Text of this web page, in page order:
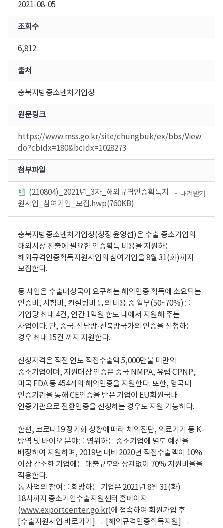
2021-08-05
조회수
6,812
출처
충북지방중소벤처기업청
원문링크
https://www.mss.go.kr/site/chungbuk/ex/bbs/View.
do?cbIdx=180&bcIdx=1028273
첨부파일
(210804)_2021년_3차_해외규격인증획득지
원사업_참여기업_모집.hwp(760KB)
내려받기
충북지방중소벤처기업청(청장 윤영섭)은 수출 중소기업의
해외시장 진출에 필요한 인증획득 비용을 지원하는
해외규격인증획득지원사업의 참여기업을 8월 31(화)까지
모집한다.
동 사업은 수출대상국이 요구하는 해외인증 획득에 소요되는
인증비, 시험비, 컨설팅비 등의 비용 중 일부(50~70%)를
기업당 최대 4건, 연간 1억원 한도 내에서 지원해 주는
사업이다. 단, 중국·신남방·신북방국가의 인증을 신청하는
경우 최대 15건 까지 지원한다.
신청자격은 직전 연도 직접수출액 5,000만불 미만의
중소기업이며, 지원대상 인증은 중국 NMPA, 유럽 CPNP,
미국 FDA 등 454개의 해외인증을 지원한다. 또한, 영국내
인증기관을 통해 CE인증을 받은 기업이 EU회원국내
인증기관으로 전환인증을 신청하는 경우도 지원 가능하다.
한편, 코로나19 장기화 상황에 따라 체외진단, 의료기기 등 K-
방역 및 바이오 분야를 영위하는 중소기업에 별도 예산을
배정하여 지원하며, 2019년 대비 2020년 직접수출액이 10%
이상 감소한 기업에는 매출규모와 상관없이 70% 지원비율을
적용한다.
동 사업의 참여를 회망하는 기업은 2021년 8월 31(화)
18시까지 중소기업수출지원센터 홈페이지
(www.exportcenter.go.kr)에 접속하여 회원가입 후
[수출지원사업 바로가기] → [해외규격인증획득지원] →